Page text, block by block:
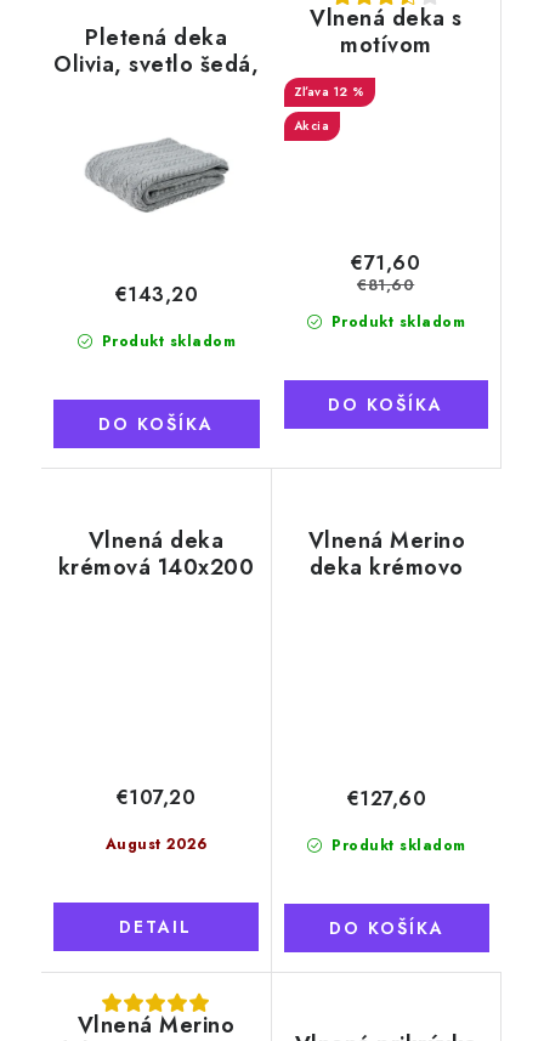
Pletená deka
Olivia, svetlo šedá,
Produkt skladom
€143,20
DO KOŠÍKA
Vlnená deka s
motívom
kučeravého
barančeka
12 %
Akcia
Produkt skladom
€71,60
€81,60
DO KOŠÍKA
Vlnená deka
krémová 140x200
August 2026
€107,20
DETAIL
Vlnená Merino
deka krémovo
Produkt skladom
€127,60
DO KOŠÍKA
Vlnená Merino